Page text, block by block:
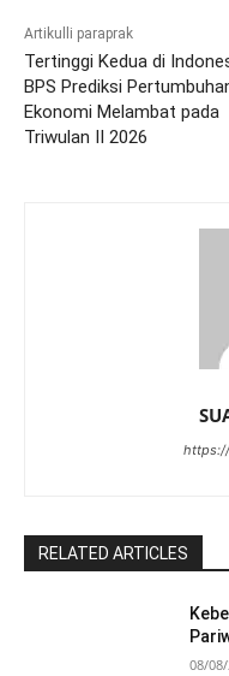
Artikulli paraprak
Tertinggi Kedua di
BPS Prediksi
Ekonomi Melambat pada
Triwulan II 2026
RELATED ARTICLES
08/